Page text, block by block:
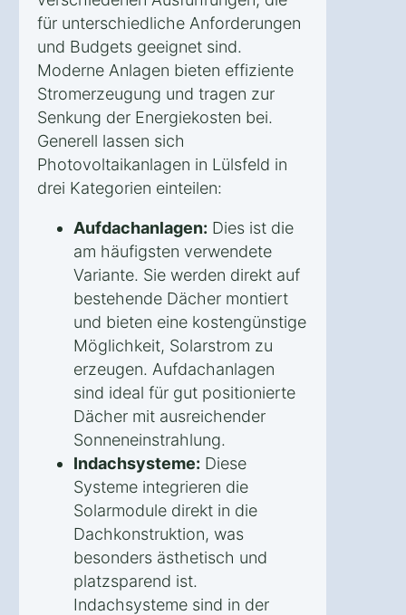
für unterschiedliche Anforderungen
und Budgets geeignet sind.
Moderne Anlagen bieten effiziente
Stromerzeugung und tragen zur
Senkung der Energiekosten bei.
Generell lassen sich
Photovoltaikanlagen in Lülsfeld in
drei Kategorien einteilen:
Aufdachanlagen: Dies ist die
am häufigsten verwendete
Variante. Sie werden direkt auf
bestehende Dächer montiert
und bieten eine kostengünstige
Möglichkeit, Solarstrom zu
erzeugen. Aufdachanlagen
sind ideal für gut positionierte
Dächer mit ausreichender
Sonneneinstrahlung.
Indachsysteme: Diese
Systeme integrieren die
Solarmodule direkt in die
Dachkonstruktion, was
besonders ästhetisch und
platzsparend ist.
Indachsysteme sind in der